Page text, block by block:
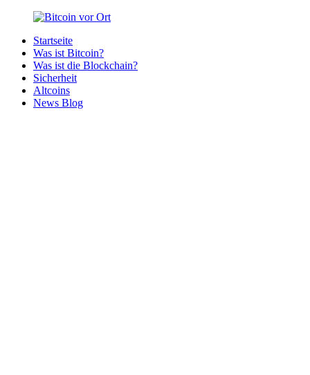
Zurück
Inhalt
Bitcoin
Bitcoins
deiner
Region
Startseite
Was ist Bitcoin?
Was ist die Blockchain?
Sicherheit
Altcoins
News Blog